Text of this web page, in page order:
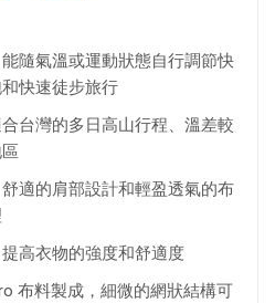
隨氣溫或運動狀態自行調節快
快速徒步旅行
台灣的多日高山行程、溫差較
適的肩部設計和輕盈透氣的布
高衣物的強度和舒適度
布料製成，細微的網狀結構可